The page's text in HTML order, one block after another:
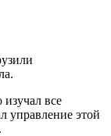
все
управление этой